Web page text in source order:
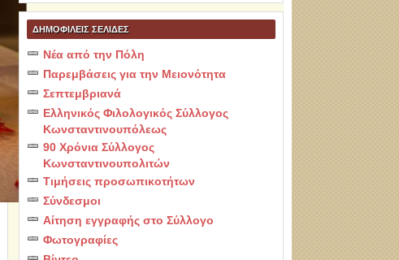
ΔΗΜΟΦΙΛΕΙΣ ΣΕΛΙΔΕΣ
Νέα από την Πόλη
Παρεμβάσεις για την Μειονότητα
Σεπτεμβριανά
Ελληνικός Φιλολογικός Σύλλογος
Κωνσταντινουπόλεως
90 Χρόνια Σύλλογος
Κωνσταντινουπολιτών
Τιμήσεις προσωπικοτήτων
Σύνδεσμοι
Αίτηση εγγραφής στο Σύλλογο
Φωτογραφίες